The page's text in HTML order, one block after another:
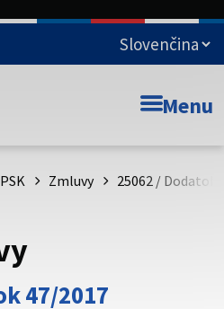
Prešovského
že zdieľate informácie iba
Zabezpečená stránka
domény webového sídla.
Menu
Zmluvy 25062 / Dodatok
47/2017